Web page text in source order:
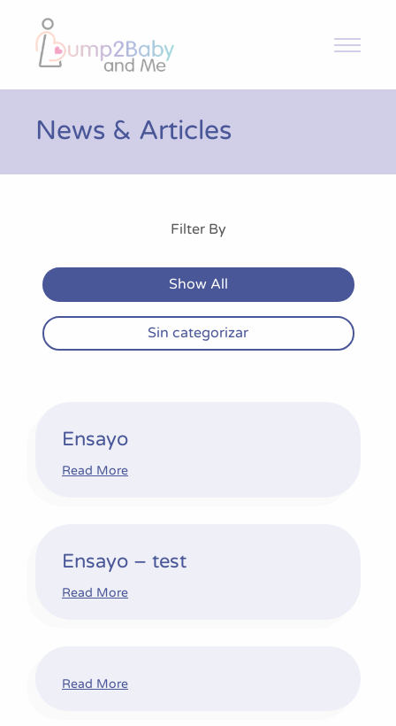
Ensayo
Noticias y Novedades
Publicaciones
Contacto
News & Articles
Filter By
Show All
Sin categorizar
Ensayo
Read More
Ensayo – test
Read More
Read More